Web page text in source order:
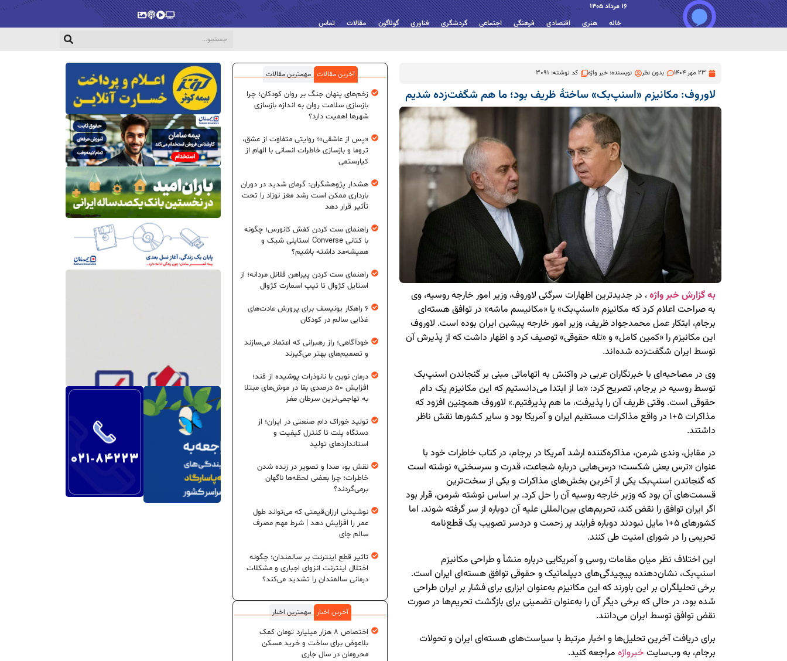
16 مرداد 1405
خانه هنری اقتصادی فرهنگی اجتماعی گردشگری فناوری گوناگون مقالات تماس
پخش‌زندهویدیو
پادکستگالری
23 مهر 1404 بدون نظر نویسنده:خبر واژه کد نوشته: 3091
لاوروف: مکانیزم «اسنپ‌بک» ساختۀ ظریف بود؛ ما هم شگفت‌زده شدیم
به گزارش خبر واژه، در جدیدترین اظهارات سرگئی لاوروف، وزیر امور خارجه روسیه، وی
به صراحت اعلام کرد که مکانیزم «اسنپ‌بک» یا «مکانیسم ماشه» در توافق هسته‌ای
برجام، ابتکار عمل محمدجواد ظریف، وزیر امور خارجه پیشین ایران بوده است. لاوروف
این مکانیزم را «کمین کامل» و «تله حقوقی» توصیف کرد و اظهار داشت که از پذیرش آن
توسط ایران شگفت‌زده شده‌اند.
وی در مصاحبه‌ای با خبرنگاران عربی در واکنش به اتهاماتی مبنی بر گنجاندن اسنپ‌بک
توسط روسیه در برجام، تصریح کرد: «ما از ابتدا می‌دانستیم که این مکانیزم یک دام
حقوقی است. وقتی ظریف آن را پذیرفت، ما هم پذیرفتیم.» لاوروف همچنین افزود که
مذاکرات ۵+۱ در واقع مذاکرات مستقیم ایران و آمریکا بود و سایر کشورها نقش ناظر
داشتند.
در مقابل، وندی شرمن، مذاکره‌کننده ارشد آمریکا در برجام، در کتاب خاطرات خود با
عنوان «ترس یعنی شکست؛ درس‌هایی درباره شجاعت، قدرت و سرسختی» نوشته است
که گنجاندن اسنپ‌بک یکی از آخرین بخش‌های مذاکرات و یکی از سخت‌ترین
قسمت‌های آن بود که وزیر خارجه روسیه آن را حل کرد. بر اساس نوشته شرمن، قرار بود
اگر ایران توافق را نقض کند، تحریم‌های بین‌المللی علیه آن دوباره از سر گرفته شوند. اما
کشورهای ۵+۱ مایل نبودند دوباره فرایند پر زحمت و دردسر تصویب یک قطع‌نامه
تحریمی را در شورای امنیت طی کنند.
این اختلاف نظر میان مقامات روسی و آمریکایی درباره منشأ و طراحی مکانیزم
اسنپ‌بک، نشان‌دهنده پیچیدگی‌های دیپلماتیک و حقوقی توافق هسته‌ای ایران است.
برخی تحلیلگران بر این باورند که این مکانیزم به‌عنوان ابزاری برای فشار بر ایران طراحی
شده بود، در حالی که برخی دیگر آن را به‌عنوان تضمینی برای بازگشت تحریم‌ها در صورت
نقض توافق توسط ایران می‌دانند.
برای دریافت آخرین تحلیل‌ها و اخبار مرتبط با سیاست‌های هسته‌ای ایران و تحولات
برجام، به وب‌سایت خبرواژه مراجعه کنید.
آخرین مقالات مهمترین مقالات
زخم‌های پنهان جنگ بر روان کودکان؛ چرا
بازسازی سلامت روان به اندازه بازسازی
شهرها اهمیت دارد؟
«پس از عاشقی»؛ روایتی متفاوت از عشق،
تروما و بازسازی خاطرات انسانی با الهام از
کیارستمی
هشدار پژوهشگران: گرمای شدید در دوران
بارداری ممکن است رشد مغز نوزاد را تحت
تأثیر قرار دهد
راهنمای ست کردن کفش کانورس؛ چگونه
با کتانی Converse استایلی شیک و
همیشه‌مد داشته باشیم؟
راهنمای ست کردن پیراهن فلانل مردانه؛ از
استایل کژوال تا تیپ اسمارت کژوال
۶ راهکار یونیسف برای پرورش عادت‌های
غذایی سالم در کودکان
خودآگاهی؛ راز رهبرانی که اعتماد می‌سازند
و تصمیم‌های بهتر می‌گیرند
درمان نوین با نانوذرات پوشیده از قند؛
افزایش ۵۰ درصدی بقا در موش‌های مبتلا
به تهاجمی‌ترین سرطان مغز
تولید خوراک دام صنعتی در ایران؛ از
دستگاه پلت تا کنترل کیفیت و
استانداردهای تولید
نقش بو، صدا و تصویر در زنده شدن
خاطرات؛ چرا بعضی لحظه‌ها ناگهان
برمی‌گردند؟
نوشیدنی ارزان‌قیمتی که می‌تواند طول
عمر را افزایش دهد | شرط مهم مصرف
سالم چای
تاثیر قطع اینترنت بر سالمندان؛ چگونه
اختلال اینترنت انزوای اجباری و مشکلات
درمانی سالمندان را تشدید می‌کند؟
آخرین اخبار
مهمترین اخبار
اختصاص ۸ هزار میلیارد تومان کمک
بلاعوض برای ساخت و خرید مسکن
محرومان در سال جاری